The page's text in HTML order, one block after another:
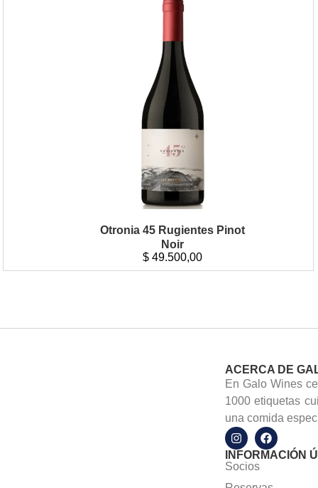
Otronia 45 Rugientes Pinot
Noir
$ 49.500,00
ACERCA DE
En Galo Wines
1000 etiquetas
una comida
INFORMACIÓN
Socios